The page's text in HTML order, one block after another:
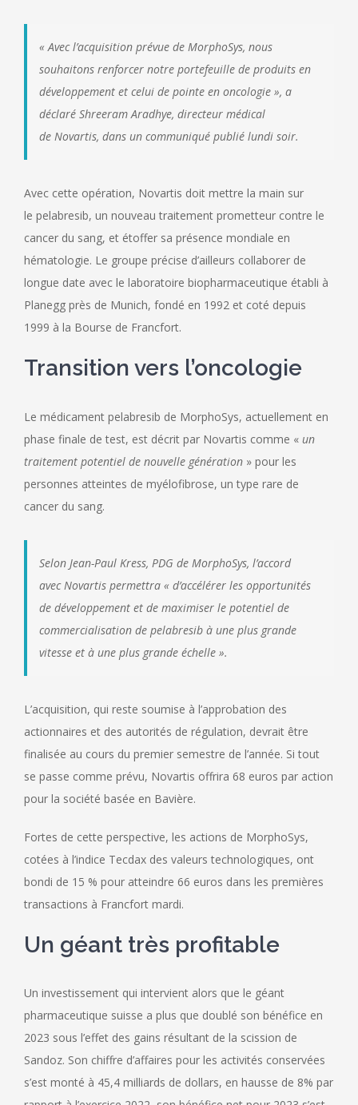
«Avec l’acquisition prévue de MorphoSys, nous
souhaitons renforcer notre portefeuille de produits en
développement et celui de pointe en oncologie », a
déclaré Shreeram Aradhye, directeur médical
de Novartis, dans un communiqué publié lundi soir.
Avec cette opération, Novartis doit mettre la main sur
le pelabresib, un nouveau traitement prometteur contre le
cancer du sang, et étoffer sa présence mondiale en
hématologie. Le groupe précise d’ailleurs collaborer de
longue date avec le laboratoire biopharmaceutique établi à
Planegg près de Munich, fondé en 1992 et coté depuis
1999 à la Bourse de Francfort.
Transition vers l’oncologie
Le médicament pelabresib de MorphoSys, actuellement en
phase finale de test, est décrit par Novartis comme « un
traitement potentiel de nouvelle génération » pour les
personnes atteintes de myélofibrose, un type rare de
cancer du sang.
Selon Jean-Paul Kress, PDG de MorphoSys, l’accord
avec Novartis permettra « d’accélérer les opportunités
de développement et de maximiser le potentiel de
commercialisation de pelabresib à une plus grande
vitesse et à une plus grande échelle ».
L’acquisition, qui reste soumise à l’approbation des
actionnaires et des autorités de régulation, devrait être
finalisée au cours du premier semestre de l’année. Si tout
se passe comme prévu, Novartis offrira 68 euros par action
pour la société basée en Bavière.
Fortes de cette perspective, les actions de MorphoSys,
cotées à l’indice Tecdax des valeurs technologiques, ont
bondi de 15 % pour atteindre 66 euros dans les premières
transactions à Francfort mardi.
Un géant très profitable
Un investissement qui intervient alors que le géant
pharmaceutique suisse a plus que doublé son bénéfice en
2023 sous l’effet des gains résultant de la scission de
Sandoz. Son chiffre d’affaires pour les activités conservées
s’est monté à 45,4 milliards de dollars, en hausse de 8% par